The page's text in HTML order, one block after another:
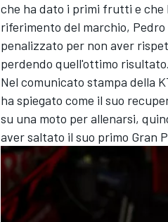
che ha dato i primi frutti e
riferimento del marchio,
penalizzato per non aver
perdendo quell'ottimo risultato.
Nel comunicato stampa della
ha spiegato come il suo
su una moto per allenarsi,
aver saltato il suo primo Gran